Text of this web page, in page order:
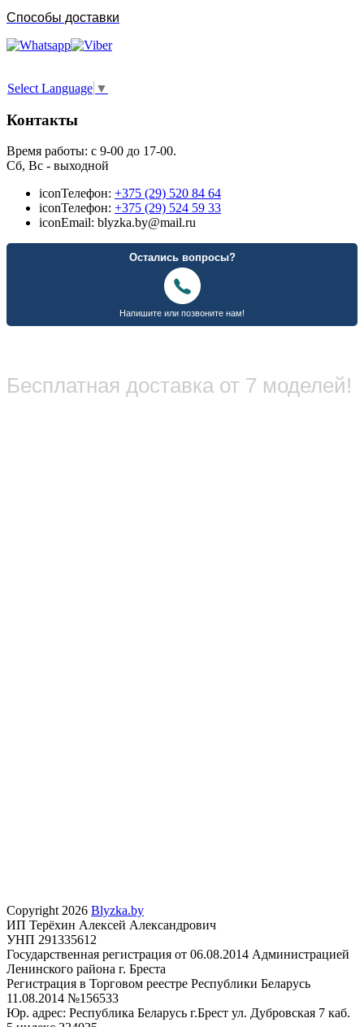
Способы доставки
Select Language ▼
Контакты
Время работы: с 9-00 до 17-00.
Сб, Вс - выходной
iconТелефон: +375 (29) 520 84 64
iconТелефон: +375 (29) 524 59 33
iconEmail: blyzka.by@mail.ru
Бесплатная доставка от 7 моделей!
Copyright 2026 Blyzka.by
ИП Терёхин Алексей Александрович
УНП 291335612
Государственная регистрация от 06.08.2014 Администрацией
Ленинского района г. Бреста
Регистрация в Торговом реестре Республики Беларусь
11.08.2014 №156533
Юр. адрес: Республика Беларусь г.Брест ул. Дубровская 7 каб.